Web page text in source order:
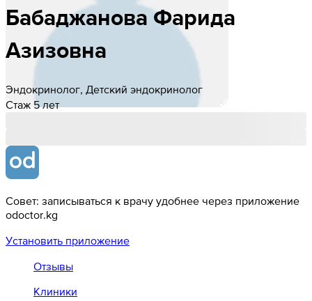
БабаджановаФарида
Азизовна
Эндокринолог, Детский эндокринолог
Стаж 5 лет
Совет: записываться к врачу удобнее через приложение
odoctor.kg
Установить приложение
Отзывы
Клиники